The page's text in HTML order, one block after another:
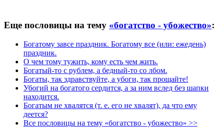
Еще пословицы на тему «богатство - убожество»:
Богатому завсе праздник. Богатому все (или: ежедень)
праздник.
О чем тому тужить, кому есть чем жить.
Богатый-то с рублем, а бедный-то со лбом.
Богаты, так здравствуйте, а убоги, так прощайте!
Убогий на богатого сердится, а за ним вслед без шапки
находится.
Богатым не хвалятся (т. е. его не хвалят), да что ему
деется?
Все пословицы на тему «богатство - убожество» >>